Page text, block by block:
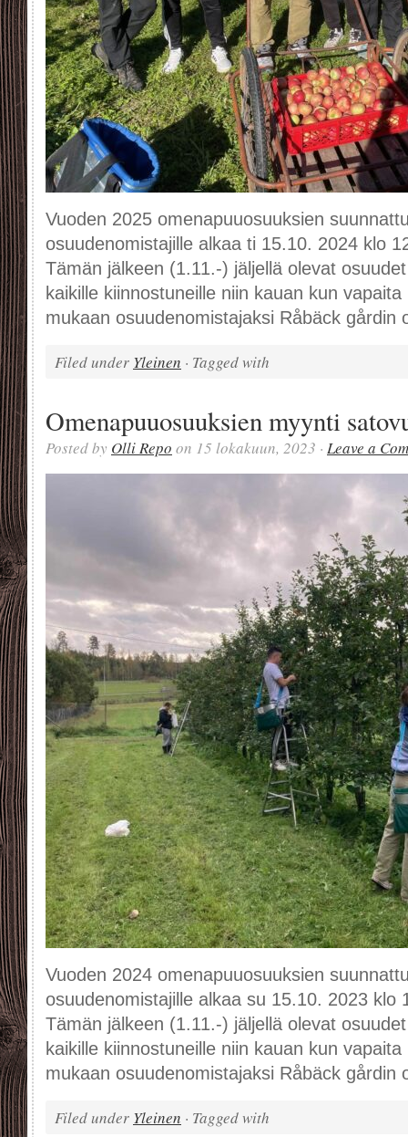
Vuoden 2025 omenapuuosuuksien
osuudenomistajille alkaa ti 15.10. 2024 klo
Tämän jälkeen (1.11.-) jäljellä olevat
kaikille kiinnostuneille niin kauan kun
mukaan osuudenomistajaksi Råbäck gårdin
Filed under Yleinen · Tagged with
Omenapuuosuuksien myynti
Posted by Olli Repo on 15 lokakuun, 2023 · Leave a
Vuoden 2024 omenapuuosuuksien
osuudenomistajille alkaa su 15.10. 2023 klo
Tämän jälkeen (1.11.-) jäljellä olevat
kaikille kiinnostuneille niin kauan kun
mukaan osuudenomistajaksi Råbäck gårdin
Filed under Yleinen · Tagged with